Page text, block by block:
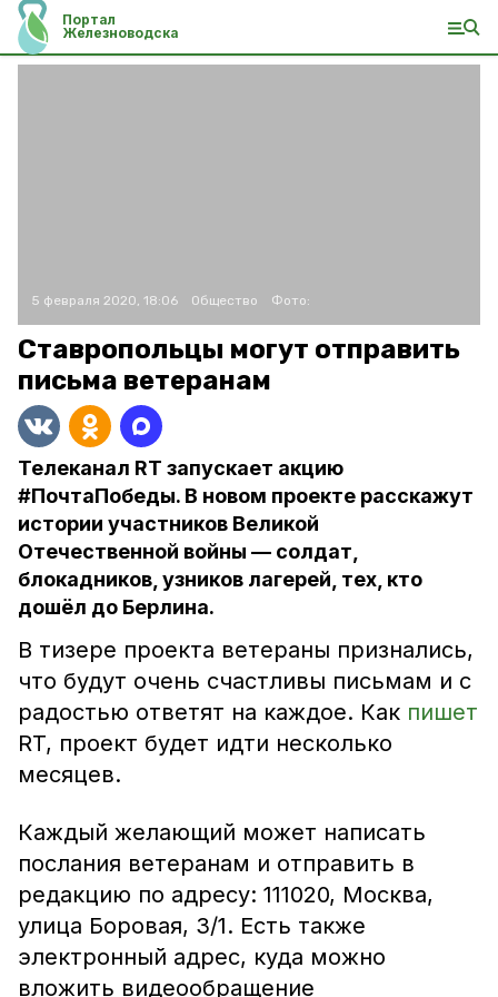
Портал
Железноводска
5 февраля 2020, 18:06 Общество Фото:
Ставропольцы могут отправить
письма ветеранам
Телеканал RT запускает акцию
#ПочтаПобеды. В новом проекте расскажут
истории участников Великой
Отечественной войны — солдат,
блокадников, узников лагерей, тех, кто
дошёл до Берлина.
В тизере проекта ветераны признались,
что будут очень счастливы письмам и с
радостью ответят на каждое. Как пишет
RT, проект будет идти несколько
месяцев.
Каждый желающий может написать
послания ветеранам и отправить в
редакцию по адресу: 111020, Москва,
улица Боровая, 3/1. Есть также
электронный адрес, куда можно
вложить видеообращение